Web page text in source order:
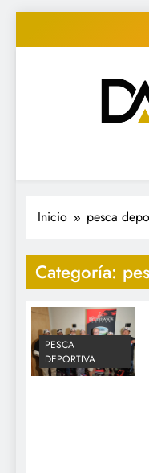
•
Inicio pesca
Categoría:
PESCA
DEPORTIVA